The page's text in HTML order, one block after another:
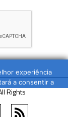
experiência
a consentir a
Rights